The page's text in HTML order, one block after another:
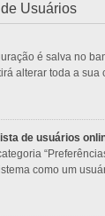
Usuários
é salva no
alterar toda a sua
de usuários
como um